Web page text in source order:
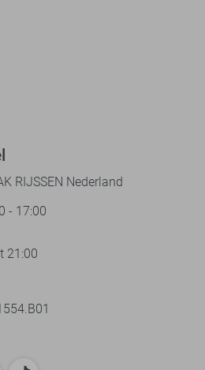
RIJSSEN Nederland
- 17:00
21:00